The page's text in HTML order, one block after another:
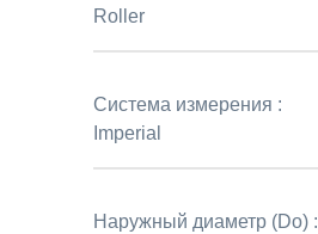
Roller
Система измерения :
Imperial
Наружный диаметр (Do) :